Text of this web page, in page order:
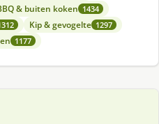
& buiten koken 1434
Kip & gevogelte 1297
1177